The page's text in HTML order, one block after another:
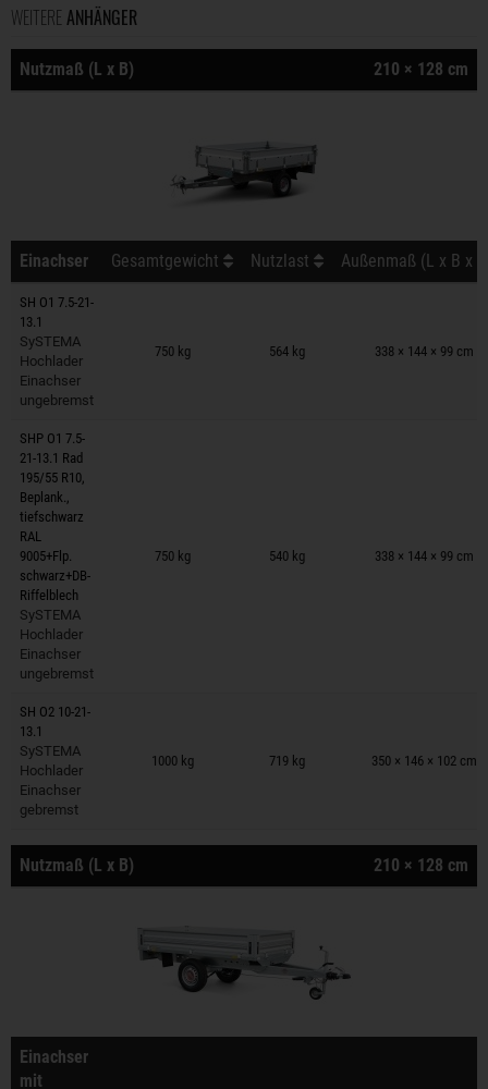
WEITERE ANHÄNGER
Nutzmaß (L x B) 210 × 128 cm
Einachser Gesamtgewicht Nutzlast Außenmaß (L x B x
SH O1 7.5-21-
13.1
SySTEMA
Hochlader
Einachser
ungebremst
750 kg 564 kg 338 × 144 × 99 cm
Anhänger auf Merkzettel
SHP O1 7.5-
21-13.1 Rad
195/55 R10,
Beplank.,
tiefschwarz
RAL
9005+Flp.
schwarz+DB-
Riffelblech
SySTEMA
Hochlader
Einachser
ungebremst
750 kg 540 kg 338 × 144 × 99 cm
Anhänger auf Merkzettel
SH O2 10-21-
13.1
SySTEMA
Hochlader
Einachser
gebremst
1000 kg 719 kg 350 × 146 × 102 cm
Anhänger auf Merkzettel
Nutzmaß (L x B) 210 × 128 cm
Einachser
mit